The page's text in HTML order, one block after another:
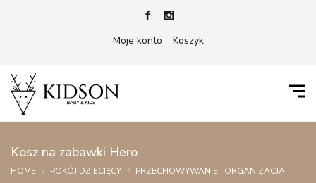
Moje konto Koszyk
Kosz na zabawki Hero
HOME POKÓJ DZIECIĘCY
PRZECHOWYWANIE I ORGANIZACJA